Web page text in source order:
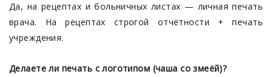
Да, на рецептах и больничных листах — личная печать
врача. На рецептах строгой отчётности + печать
учреждения.
Делаете ли печать с логотипом (чаша со змеёй)?